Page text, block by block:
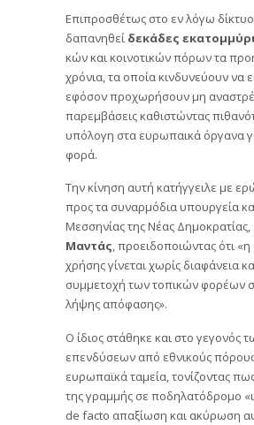
Επιπροσθέτως στο εν λόγω
δαπανηθεί δεκάδες
κών και κοινοτικών πόρων τα
χρόνια, τα οποία κινδυνεύουν να
εφόσον προχωρήσουν μη
παρεμβάσεις καθιστώντας
υπόλογη στα ευρωπαικά όργανα
φορά.
Την κίνηση αυτή κατήγγειλε με
προς τα συναρμόδια υπουργεία
Μεσσηνίας της Νέας Δημοκρατίας,
Μαντάς, προειδοποιώντας ότι
χρήσης γίνεται χωρίς διαφάνεια
συμμετοχή των τοπικών φορέων
λήψης απόφασης».
Ο ίδιος στάθηκε και στο γεγονός
επενδύσεων από εθνικούς
ευρωπαϊκά ταμεία, τονίζοντας
της γραμμής σε ποδηλατόδρομο
de facto απαξίωση και ακύρωση